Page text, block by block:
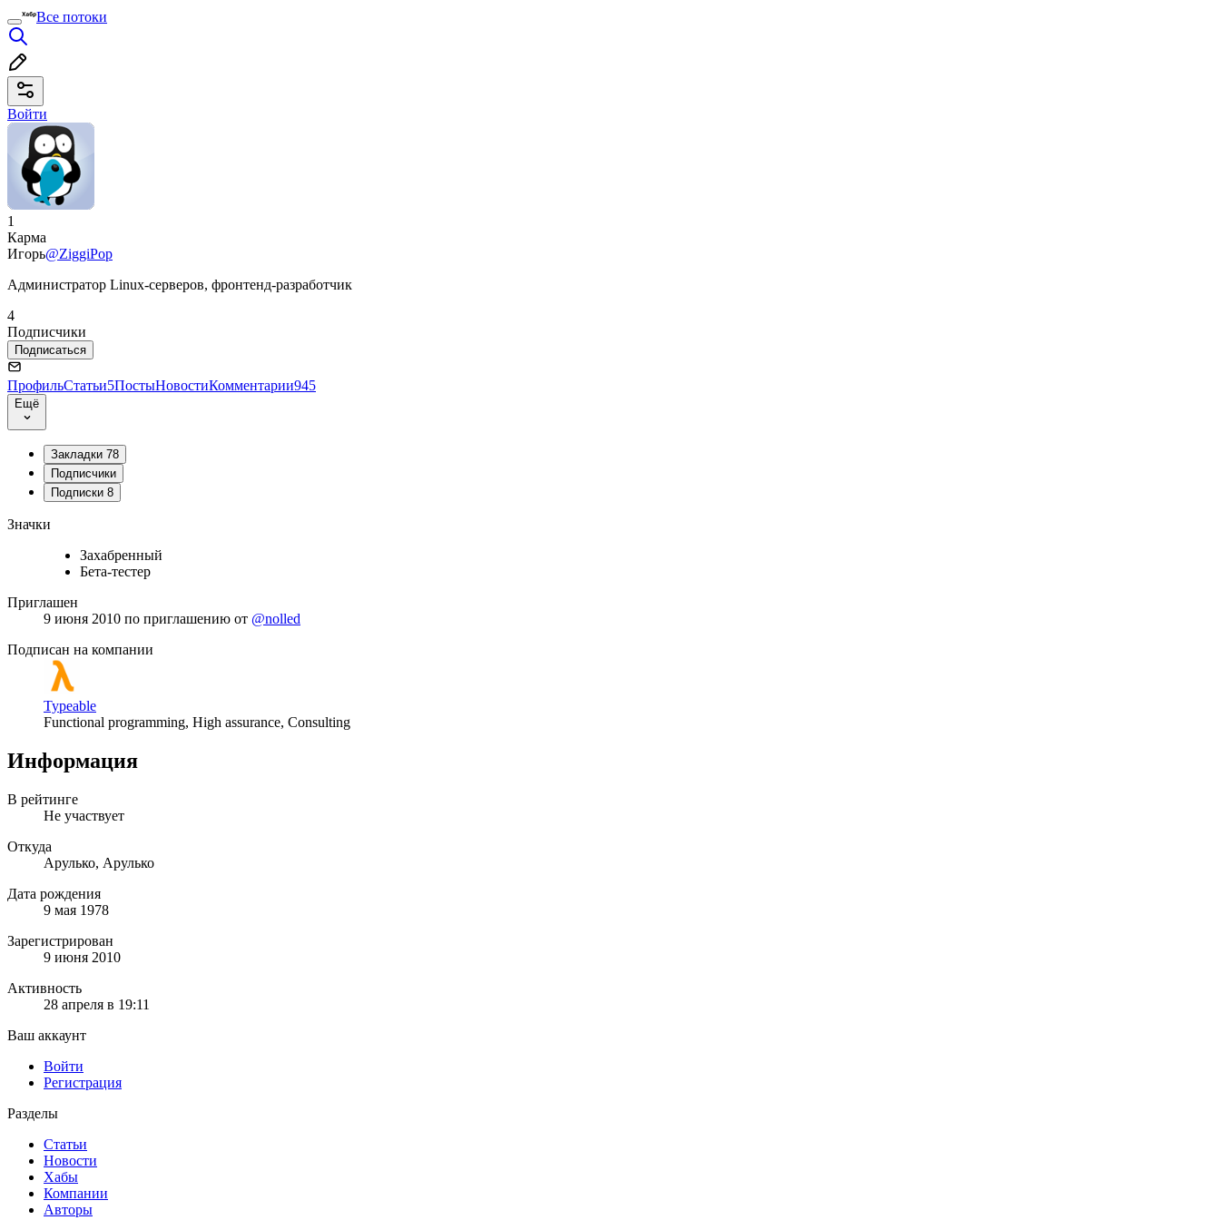
Все потоки
Войти
1
Карма
Игорь@ZiggiPop
Администратор Linux-серверов, фронтенд-разработчик
4
Подписчики
Подписаться
ПрофильСтатьи5ПостыНовостиКомментарии945
Ещё
Закладки 78
Подписчики
Подписки 8
Значки
Захабренный
Бета-тестер
Приглашен
9 июня 2010 по приглашению от @nolled
Подписан на компании
Typeable
Functional programming, High assurance, Consulting
Информация
В рейтинге
Не участвует
Откуда
Арулько, Арулько
Дата рождения
9 мая 1978
Зарегистрирован
9 июня 2010
Активность
28 апреля в 19:11
Ваш аккаунт
Войти
Регистрация
Разделы
Статьи
Новости
Хабы
Компании
Авторы